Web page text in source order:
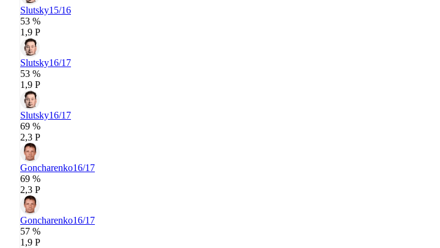
Slutsky15/16
53 %
1,9 P
Slutsky16/17
53 %
1,9 P
Slutsky16/17
69 %
2,3 P
Goncharenko16/17
69 %
2,3 P
Goncharenko16/17
57 %
1,9 P